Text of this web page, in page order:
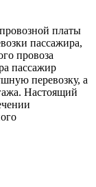
платы
пассажира,
провоза
пассажир
перевозку, а
Настоящий